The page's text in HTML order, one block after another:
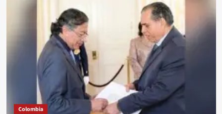
Colombia